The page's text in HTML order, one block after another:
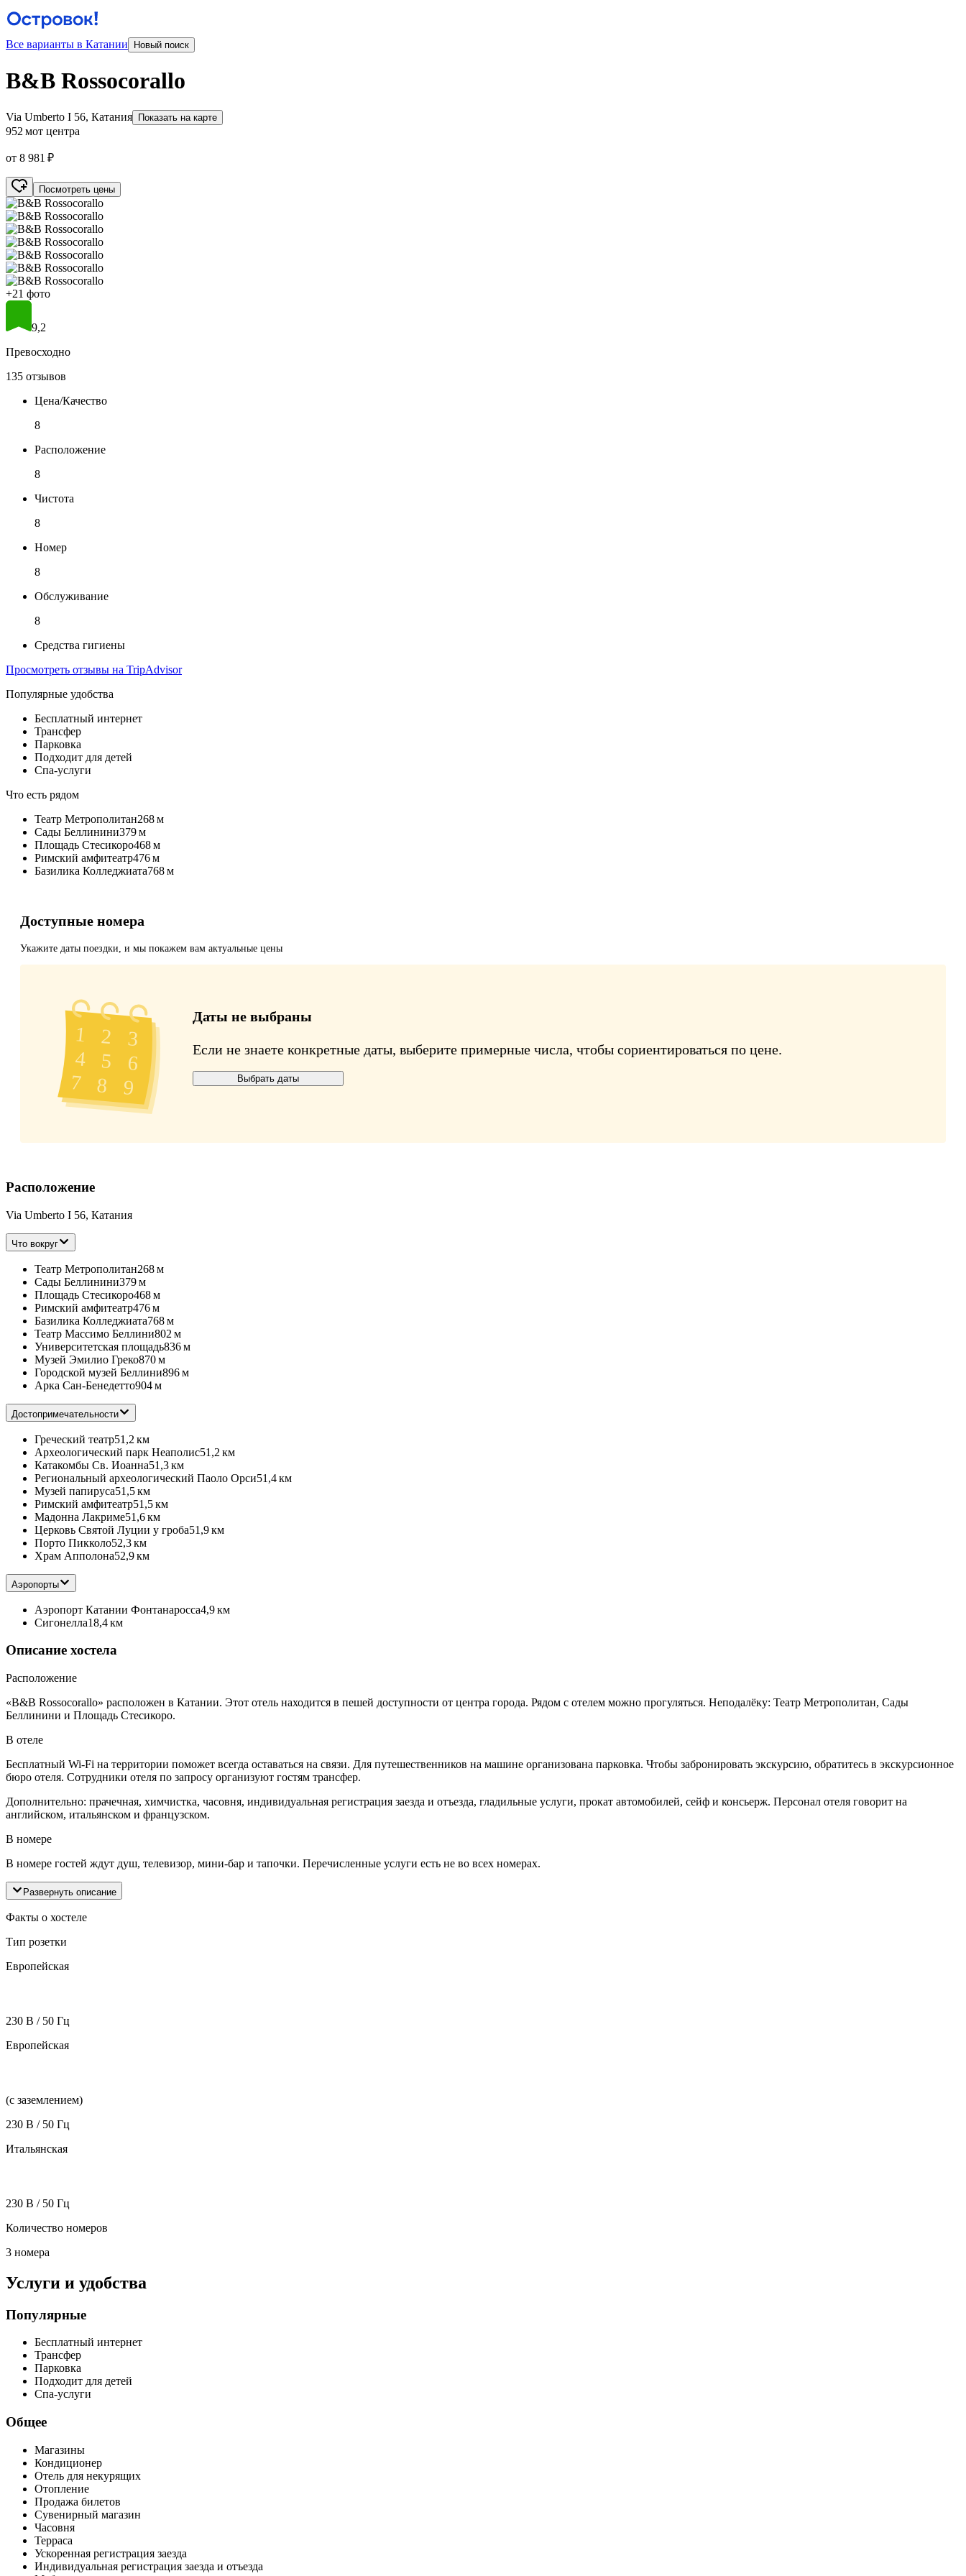
Все варианты в Катании Новый поиск
B&B Rossocorallo
Via Umberto I 56, Катания Показать на карте
952 мот центра
от 8 981 ₽
Посмотреть цены
+21 фото
9,2
Превосходно
135 отзывов
Цена/Качество
8
Расположение
8
Чистота
8
Номер
8
Обслуживание
8
Средства гигиены
Просмотреть отзывы на TripAdvisor
Популярные удобства
Бесплатный интернет
Трансфер
Парковка
Подходит для детей
Спа-услуги
Что есть рядом
Театр Метрополитан268 м
Сады Беллинини379 м
Площадь Стесикоро468 м
Римский амфитеатр476 м
Базилика Колледжиата768 м
Доступные номера
Укажите даты поездки, и мы покажем вам актуальные цены
Даты не выбраны
Если не знаете конкретные даты, выберите примерные числа, чтобы сориентироваться по цене.
Выбрать даты
Расположение
Via Umberto I 56, Катания
Что вокруг
Театр Метрополитан268 м
Сады Беллинини379 м
Площадь Стесикоро468 м
Римский амфитеатр476 м
Базилика Колледжиата768 м
Театр Массимо Беллини802 м
Университетская площадь836 м
Музей Эмилио Греко870 м
Городской музей Беллини896 м
Арка Сан-Бенедетто904 м
Достопримечательности
Греческий театр51,2 км
Археологический парк Неаполис51,2 км
Катакомбы Св. Иоанна51,3 км
Региональный археологический Паоло Орси51,4 км
Музей папируса51,5 км
Римский амфитеатр51,5 км
Мадонна Лакриме51,6 км
Церковь Cвятой Луции у гроба51,9 км
Порто Пикколо52,3 км
Храм Апполона52,9 км
Аэропорты
Аэропорт Катании Фонтанаросса4,9 км
Сигонелла18,4 км
Описание хостела
Расположение
«B&B Rossocorallo» расположен в Катании. Этот отель находится в пешей доступности от центра города. Рядом с отелем можно прогуляться. Неподалёку: Театр Метрополитан, Сады
Беллинини и Площадь Стесикоро.
В отеле
Бесплатный Wi-Fi на территории поможет всегда оставаться на связи. Для путешественников на машине организована парковка. Чтобы забронировать экскурсию, обратитесь в экскурсионное
бюро отеля. Сотрудники отеля по запросу организуют гостям трансфер.
Дополнительно: прачечная, химчистка, часовня, индивидуальная регистрация заезда и отъезда, гладильные услуги, прокат автомобилей, сейф и консьерж. Персонал отеля говорит на
английском, итальянском и французском.
В номере
В номере гостей ждут душ, телевизор, мини-бар и тапочки. Перечисленные услуги есть не во всех номерах.
Развернуть описание
Факты о хостеле
Тип розетки
Европейская
230 В / 50 Гц
Европейская
(с заземлением)
230 В / 50 Гц
Итальянская
230 В / 50 Гц
Количество номеров
3 номера
Услуги и удобства
Популярные
Бесплатный интернет
Трансфер
Парковка
Подходит для детей
Спа-услуги
Общее
Магазины
Кондиционер
Отель для некурящих
Отопление
Продажа билетов
Сувенирный магазин
Часовня
Терраса
Ускоренная регистрация заезда
Индивидуальная регистрация заезда и отъезда